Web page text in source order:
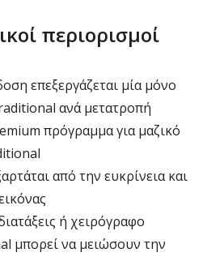
περιορισμοί
επεξεργάζεται μία μόνο
ανά μετατροπή
πρόγραμμα για μαζικό
από την ευκρίνεια και
ή χειρόγραφο
μπορεί να μειώσουν την